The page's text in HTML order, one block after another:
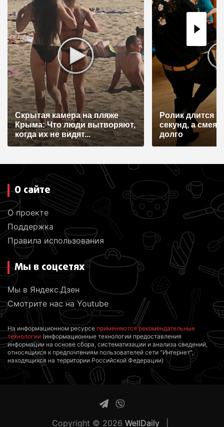
Скрытая камера на пляже
Крыма: Что люди вытворяют,
когда их не видят...
Ролик длится
секунд, а
долго
О сайте
О проекте
Поддержка
Правила использования
Мы в соцсетях
Мы в Яндекс.Дзен
Смотрите нас на Youtube
На информационном ресурсе применяются рекомендательные
технологии (информационные технологии предоставления
информации на основе сбора, систематизации и анализа сведений,
относящихся к предпочтениям пользователей сети "Интернет",
находящихся на территории Российской Федерации)
Copyright © 2026 WellDaily